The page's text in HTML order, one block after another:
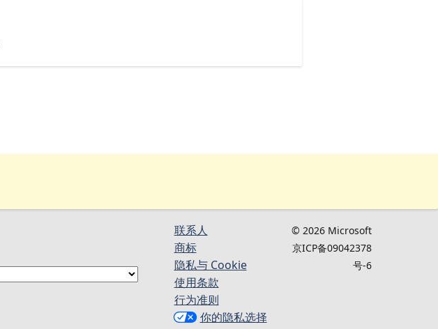
联系人
商标
隐私与 Cookie
使用条款
行为准则
你的隐私选择
© 2026 Microsoft
京ICP备09042378
号-6